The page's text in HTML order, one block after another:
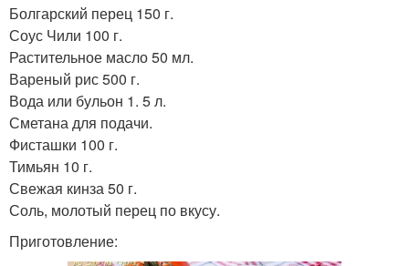
Болгарский перец 150 г.
Соус Чили 100 г.
Растительное масло 50 мл.
Вареный рис 500 г.
Вода или бульон 1. 5 л.
Сметана для подачи.
Фисташки 100 г.
Тимьян 10 г.
Свежая кинза 50 г.
Соль, молотый перец по вкусу.
Приготовление: